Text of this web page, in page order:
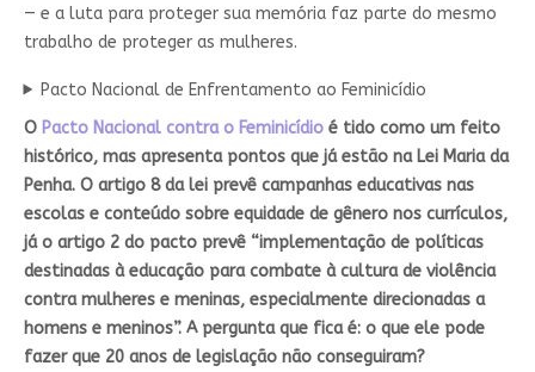
— e a luta para proteger sua memória faz parte do mesmo
trabalho de proteger as mulheres.
Pacto Nacional de Enfrentamento ao Feminicídio
O Pacto Nacional contra o Feminicídio é tido como um feito
histórico, mas apresenta pontos que já estão na Lei Maria da
Penha. O artigo 8 da lei prevê campanhas educativas nas
escolas e conteúdo sobre equidade de gênero nos currículos,
já o artigo 2 do pacto prevê “implementação de políticas
destinadas à educação para combate à cultura de violência
contra mulheres e meninas, especialmente direcionadas a
homens e meninos”. A pergunta que fica é: o que ele pode
fazer que 20 anos de legislação não conseguiram?